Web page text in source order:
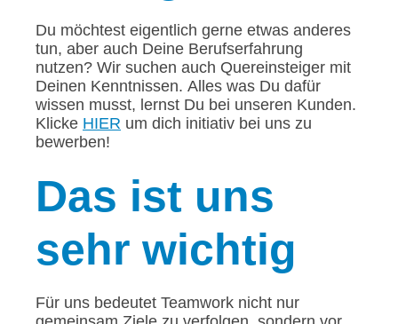
Du möchtest eigentlich gerne etwas anderes
tun, aber auch Deine Berufserfahrung
nutzen? Wir suchen auch Quereinsteiger mit
Deinen Kenntnissen. Alles was Du dafür
wissen musst, lernst Du bei unseren Kunden.
Klicke HIER um dich initiativ bei uns zu
bewerben!
Das ist uns
sehr wichtig
Für uns bedeutet Teamwork nicht nur